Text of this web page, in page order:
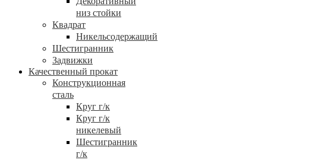
низ стойки
Квадрат
Никельсодержащий
Шестигранник
Задвижки
Качественный прокат
Конструкционная
сталь
Круг г/к
Круг г/к
никелевый
Шестигранник
г/к